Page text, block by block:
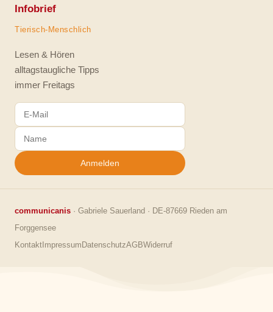
Infobrief
Tierisch-Menschlich
Lesen & Hören
alltagstaugliche Tipps
immer Freitags
Anmelden
communicanis · Gabriele Sauerland · DE-87669 Rieden am
Forggensee
Kontakt Impressum DatenschutzAGBWiderruf